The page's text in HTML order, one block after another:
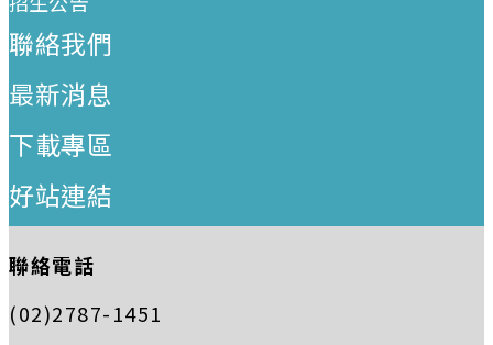
聯絡我們
最新消息
下載專區
好站連結
聯絡電話
(02)2787-1451